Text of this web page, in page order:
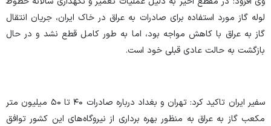
لوله گاز مورد استفاده برای صادرات به عراق در خاک ایران، جریان انتقال
گاز به عراق با کاهش مواجه بود، اما به طور کامل قطع نشد و در حال
بازگشت به حالت عادی قبلی خود است.
سفیر ایران تاکید کرد: تهران و بغداد درباره صادرات ۴۰ تا ۵۰ میلیون متر
مکعب گاز به عراق به منظور بهره برداری از نیروگاه‌های این کشور توافق